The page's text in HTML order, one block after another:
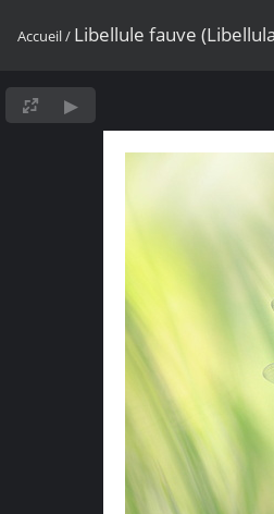
Accueil/ Libellule fauve